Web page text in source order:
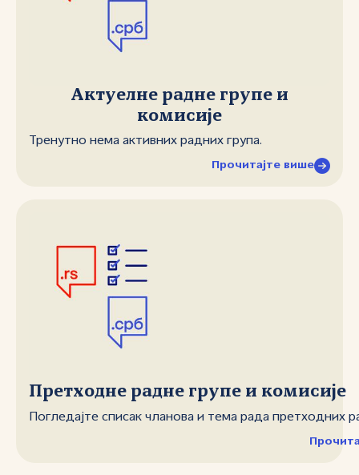
Актуелне радне групе и
комисије
Тренутно нема активних радних група.
Прочитајте више
Претходне радне групе и комисије
Погледајте списак чланова и тема рада претходних